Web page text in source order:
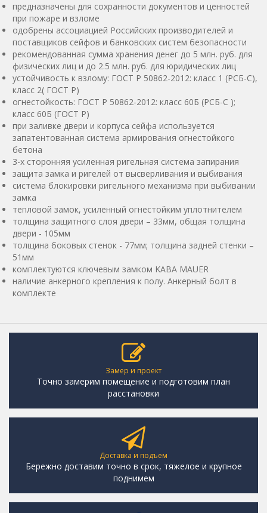
предназначены для сохранности документов и ценностей
при пожаре и взломе
одобрены ассоциацией Российских производителей и
поставщиков сейфов и банковских систем безопасности
рекомендованная сумма хранения денег до 5 млн. руб. для
физических лиц и до 2.5 млн. руб. для юридических лиц
устойчивость к взлому: ГОСТ Р 50862-2012: класс 1 (РСБ-С),
класс 2( ГОСТ Р)
огнестойкость: ГОСТ Р 50862-2012: класс 60Б (РСБ-С );
класс 60Б (ГОСТ Р)
при заливке двери и корпуса сейфа используется
запатентованная система армирования огнестойкого
бетона
3-х сторонняя усиленная ригельная система запирания
защита замка и ригелей от высверливания и выбивания
система блокировки ригельного механизма при выбивании
замка
тепловой замок, усиленный огнестойким уплотнителем
толщина защитного слоя двери – 33мм, общая толщина
двери - 105мм
толщина боковых стенок - 77мм; толщина задней стенки –
51мм
комплектуются ключевым замком KABA MAUER
наличие анкерного крепления к полу. Анкерный болт в
комплекте
Замер и проект
Точно замерим помещение и подготовим план
расстановки
Доставка и подъем
Бережно доставим точно в срок, тяжелое и крупное
поднимем